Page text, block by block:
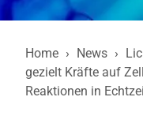
Home › News ›
gezielt Kräfte auf
Reaktionen in